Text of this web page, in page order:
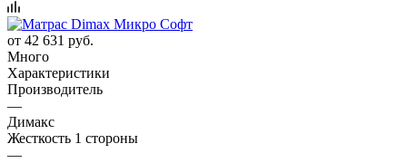
от 42 631 руб.
Много
Характеристики
Производитель
—
Димакс
Жесткость 1 стороны
—